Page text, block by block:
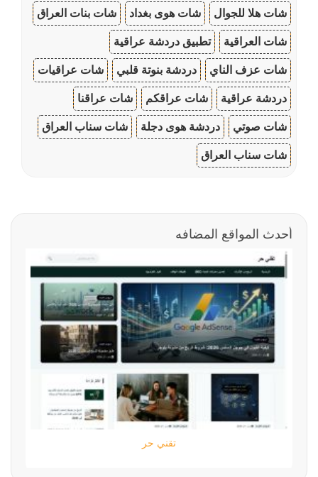
شات هلا للجوال شات هوى بغداد شات بنات العراق
شات العراقية تطبيق دردشة عراقية
شات عزف الناي دردشة بنوتة قلبي شات عراقيات
دردشة عراقية شات عراقكم شات عراقنا
شات صوتي دردشة هوى دجلة شات سناب العراق
شات سناب العراق
أحدث المواقع المضافه
تقني حر